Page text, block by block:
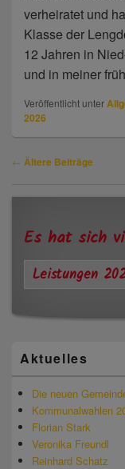
verheiratet und
Klasse der
12 Jahren in
und in meiner
Veröffentlicht unter
2026
Beitragsnavigation
← Ältere Beiträge
Widgetbereich
Es hat sich
Leistungen
Aktuelles
Die neuen
Kommunalwahlen
Florian Stark
Veronika Freundl
Reinhard Schatz